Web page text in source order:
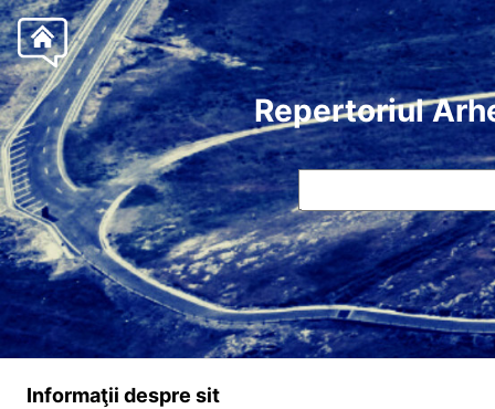
Repertoriul
Informaţii despre sit